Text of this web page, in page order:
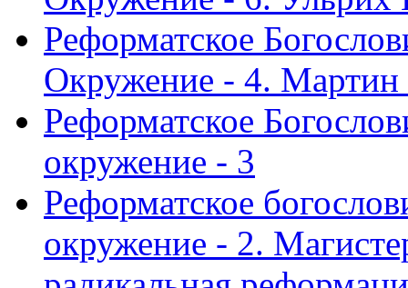
Реформатское
Окружение - 4.
Реформатское
окружение - 3
Реформатское
окружение - 2.